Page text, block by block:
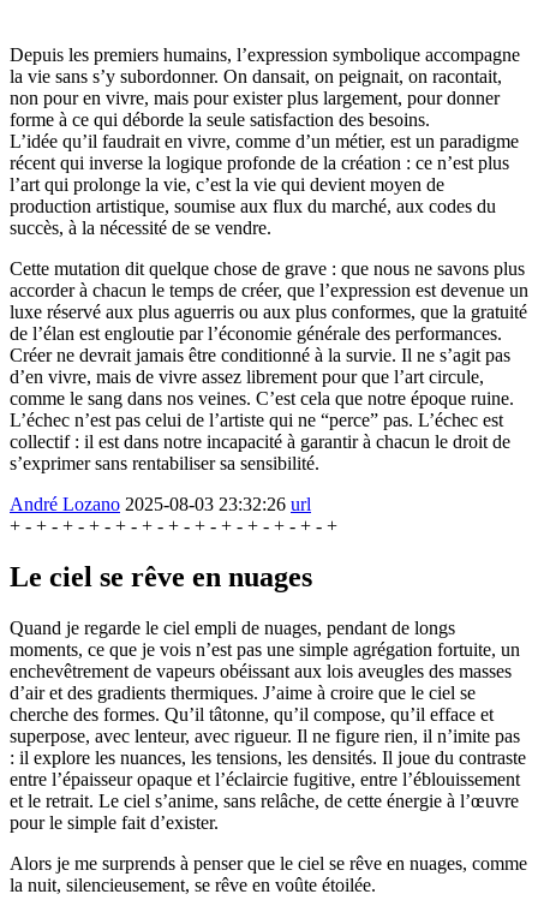
Depuis les premiers humains, l’expression symbolique accompagne
la vie sans s’y subordonner. On dansait, on peignait, on racontait,
non pour en vivre, mais pour exister plus largement, pour donner
forme à ce qui déborde la seule satisfaction des besoins.
L’idée qu’il faudrait en vivre, comme d’un métier, est un paradigme
récent qui inverse la logique profonde de la création : ce n’est plus
l’art qui prolonge la vie, c’est la vie qui devient moyen de
production artistique, soumise aux flux du marché, aux codes du
succès, à la nécessité de se vendre.
Cette mutation dit quelque chose de grave : que nous ne savons plus
accorder à chacun le temps de créer, que l’expression est devenue un
luxe réservé aux plus aguerris ou aux plus conformes, que la gratuité
de l’élan est engloutie par l’économie générale des performances.
Créer ne devrait jamais être conditionné à la survie. Il ne s’agit pas
d’en vivre, mais de vivre assez librement pour que l’art circule,
comme le sang dans nos veines. C’est cela que notre époque ruine.
L’échec n’est pas celui de l’artiste qui ne “perce” pas. L’échec est
collectif : il est dans notre incapacité à garantir à chacun le droit de
s’exprimer sans rentabiliser sa sensibilité.
André Lozano 2025-08-03 23:32:26 url
Le ciel se rêve en nuages
Quand je regarde le ciel empli de nuages, pendant de longs
moments, ce que je vois n’est pas une simple agrégation fortuite, un
enchevêtrement de vapeurs obéissant aux lois aveugles des masses
d’air et des gradients thermiques. J’aime à croire que le ciel se
cherche des formes. Qu’il tâtonne, qu’il compose, qu’il efface et
superpose, avec lenteur, avec rigueur. Il ne figure rien, il n’imite pas
: il explore les nuances, les tensions, les densités. Il joue du contraste
entre l’épaisseur opaque et l’éclaircie fugitive, entre l’éblouissement
et le retrait. Le ciel s’anime, sans relâche, de cette énergie à l’œuvre
pour le simple fait d’exister.
Alors je me surprends à penser que le ciel se rêve en nuages, comme
la nuit, silencieusement, se rêve en voûte étoilée.